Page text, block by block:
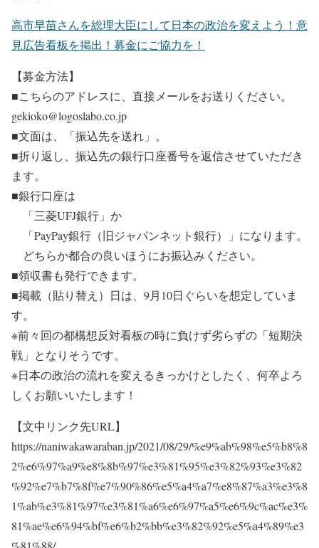
高市早苗さんを総理大臣にして日本の政治を変えよう！意
見広告看板を掲出！募金にご協力を！
【募金方法】
■こちらのアドレスに、直接メールをお送りください。
gekioko@logoslabo.co.jp
■文面は、「振込先を送れ」。
■折り返し、振込先の銀行口座番号を返信させていただき
ます。
■銀行口座は
「三菱UFJ銀行」か
「PayPay銀行（旧ジャパンネット銀行）」になります。
どちらか都合の良いほうにお振込みください。
■領収書も発行できます。
■掲載（貼り替え）日は、9月10日ぐらいを想定していま
す。
※前々回の都構想反対看板の時に負けず劣らずの「短期決
戦」となりそうです。
※日本の政治の流れを変えるきっかけとしたく、何卒よろ
しくお願いいたします！
【文中リンク先URL】
https://naniwakawaraban.jp/2021/08/29/%e9%ab%98%e5%b8%8
2%e6%97%a9%e8%8b%97%e3%81%95%e3%82%93%e3%82
%92%e7%b7%8f%e7%90%86%e5%a4%a7%e8%87%a3%e3%8
1%ab%e3%81%97%e3%81%a6%e6%97%a5%e6%9c%ac%e3%
81%ae%e6%94%bf%e6%b2%bb%e3%82%92%e5%a4%89%e3